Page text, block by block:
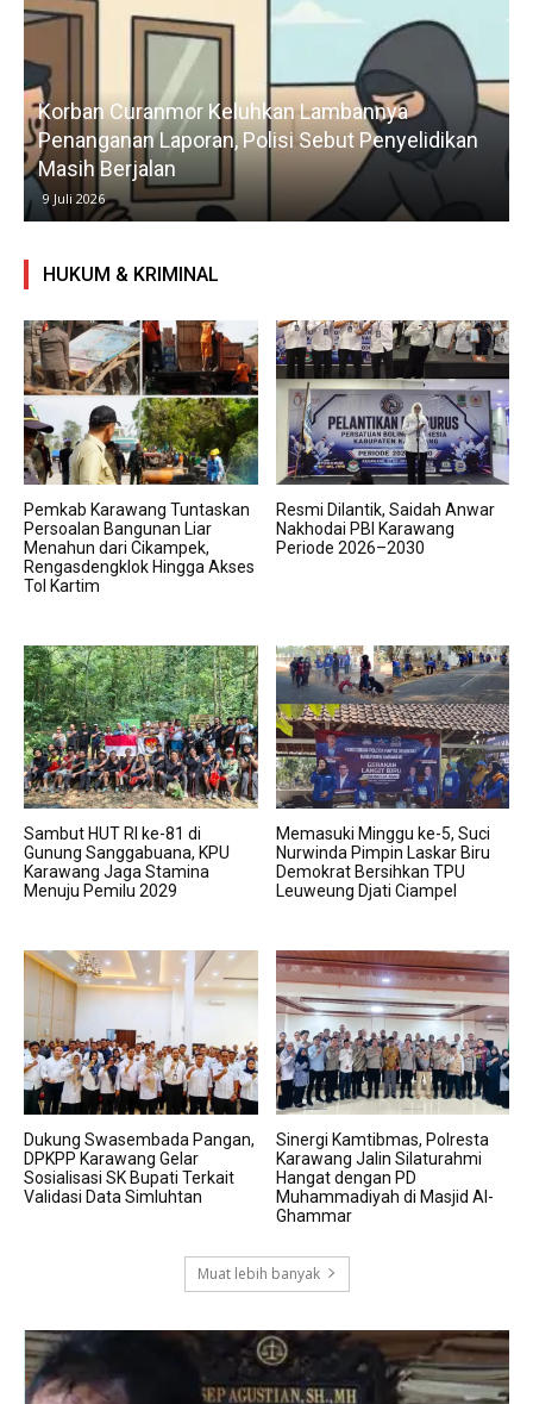
Korban Curanmor Keluhkan Lambannya
Penanganan Laporan, Polisi Sebut Penyelidikan
Masih Berjalan
9 Juli 2026
HUKUM & KRIMINAL
Pemkab Karawang Tuntaskan
Persoalan Bangunan Liar
Menahun dari Cikampek,
Rengasdengklok Hingga Akses
Tol Kartim
Resmi Dilantik, Saidah Anwar
Nakhodai PBI Karawang
Periode 2026–2030
Sambut HUT RI ke-81 di
Gunung Sanggabuana, KPU
Karawang Jaga Stamina
Menuju Pemilu 2029
Memasuki Minggu ke-5, Suci
Nurwinda Pimpin Laskar Biru
Demokrat Bersihkan TPU
Leuweung Djati Ciampel
Dukung Swasembada Pangan,
DPKPP Karawang Gelar
Sosialisasi SK Bupati Terkait
Validasi Data Simluhtan
Sinergi Kamtibmas, Polresta
Karawang Jalin Silaturahmi
Hangat dengan PD
Muhammadiyah di Masjid Al-
Ghammar
Muat lebih banyak